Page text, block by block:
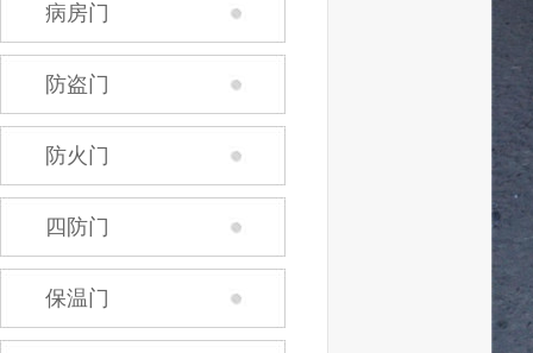
病房门
防盗门
防火门
四防门
保温门